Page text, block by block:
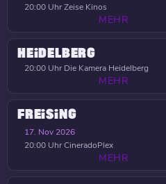
20:00 UhrZeise Kinos
MEHR
HEIDELBERG
20:00 Uhr Die Kamera Heidelberg
MEHR
FREISING
17. Nov 2026
20:00 UhrCineradoPlex
MEHR